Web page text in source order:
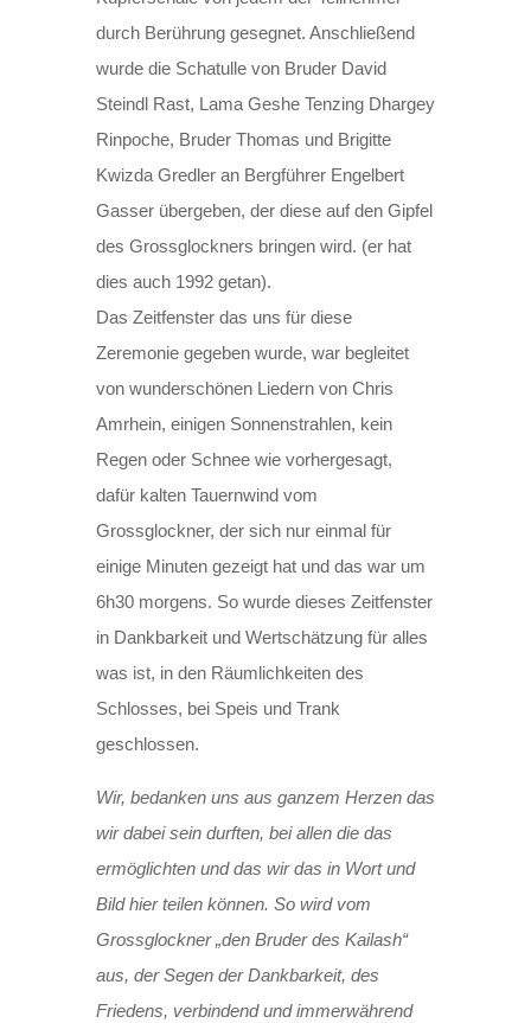
durch Berührung gesegnet. Anschließend
wurde die Schatulle von Bruder David
Steindl Rast, Lama Geshe Tenzing Dhargey
Rinpoche, Bruder Thomas und Brigitte
Kwizda Gredler an Bergführer Engelbert
Gasser übergeben, der diese auf den Gipfel
des Grossglockners bringen wird. (er hat
dies auch 1992 getan).
Das Zeitfenster das uns für diese
Zeremonie gegeben wurde, war begleitet
von wunderschönen Liedern von Chris
Amrhein, einigen Sonnenstrahlen, kein
Regen oder Schnee wie vorhergesagt,
dafür kalten Tauernwind vom
Grossglockner, der sich nur einmal für
einige Minuten gezeigt hat und das war um
6h30 morgens. So wurde dieses Zeitfenster
in Dankbarkeit und Wertschätzung für alles
was ist, in den Räumlichkeiten des
Schlosses, bei Speis und Trank
geschlossen.
Wir, bedanken uns aus ganzem Herzen das
wir dabei sein durften, bei allen die das
ermöglichten und das wir das in Wort und
Bild hier teilen können. So wird vom
Grossglockner „den Bruder des Kailash“
aus, der Segen der Dankbarkeit, des
Friedens, verbindend und immerwährend